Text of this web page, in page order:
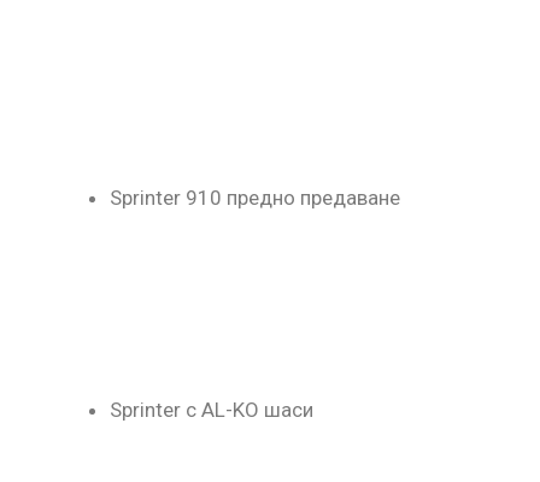
Sprinter 910 предно предаване
Sprinter с AL-KO шаси